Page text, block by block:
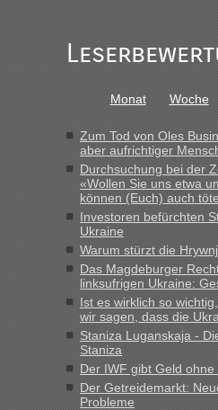
Grenzübergang zwischen
schnellsten?
„Bin am Montag 15.6.26 um 8
das erste Mal an einem
Minuten wurde dann die
Berichte und Reisetipps •
Grenzübergang zwischen
schnellsten?
„Derzeit, ist es überall sehr voll
Polen. Zb. Krakovets 100 PKW
Montag rüber, versuchen es sehr
Monat Woche
Zum Tod von Oles
aber aufrichtiger
Durchsuchung bei der
«Wollen Sie uns etwa
können (Euch) auch
Investoren befürchten
Ukraine
Warum stürzt die
Das Magdeburger
linksufrigen Ukraine:
Ist es wirklich so
wir sagen, dass die
Staniza Luganskaja -
Staniza
Der IWF gibt Geld ohne
Der Getreidemarkt:
Probleme